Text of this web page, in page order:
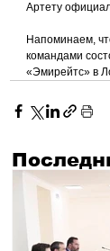
Артету
Напоминаем,
командами
«Эмирейтс» в